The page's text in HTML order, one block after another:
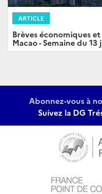
ARTICLE
Brèves économiques
Macao - Semaine du 13
Abonnez-vous à
Suivez la DG